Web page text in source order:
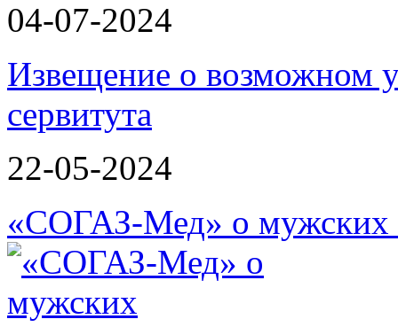
04-07-2024
Извещение о возможном
сервитута
22-05-2024
«СОГАЗ-Мед» о мужских